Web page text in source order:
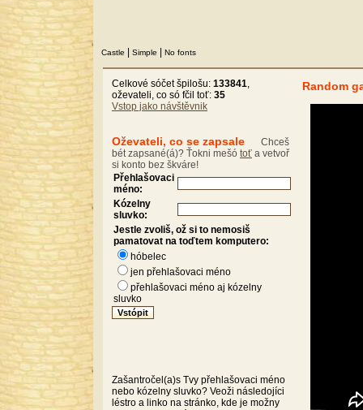
Castle Simple No fonts
Celkové sóčet špilošu: 133841,
oževateli, co só fčil toť: 35
Vstop jako návštěvnik
Oževateli, co se zapsale
Chceš
bét zapsané(á)? Ťokni mešó toť a vetvoř
si konto bez škváre!
Přehlašovaci
méno:
Kózelny
sluvko:
Jestle zvoliš, ož si to nemosiš
pamatovat na toďtem komputero:
hóbelec
jen přehlašovaci méno
přehlašovaci méno aj kózelny
sluvko
Zašantročel(a)s Tvy přehlašovaci méno
nebo kózelny sluvko? Veoži následojíci
léstro a linko na stránko, kde je možny
Random